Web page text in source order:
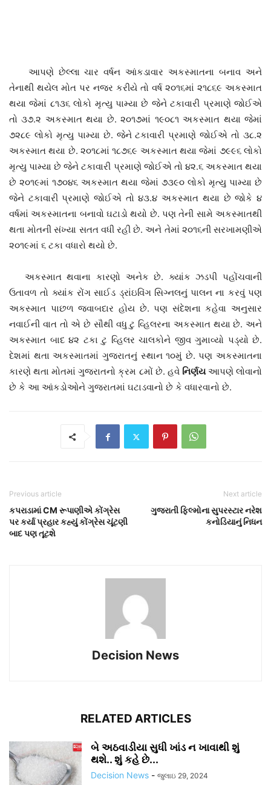
આપણે છેલ્લા ચાર વર્ષન આંકડાવાર અકસ્માતના બનાવ અને
તેનાથી થયેલ મોત પર નજર કરીયે તો વર્ષ ૨૦૧૬માં ૨૧૮૬૯ અકસ્માત
થયા જેમાં ૮૧૩૬ લોકો મૃત્યુ પામ્યા છે જેને ટકાવારી પ્રમાણે જોઈએ
તો ૩૭.૨ અકસ્માત થયા છે. ૨૦૧૭માં ૧૯૦૮૧ અકસ્માત થયા જેમાં
૭૨૮૯ લોકો મૃત્યુ પામ્યા છે. જેને ટકાવારી પ્રમાણે જોઈએ તો ૩૮.૨
અકસ્માત થયા છે. ૨૦૧૮માં ૧૮૭૬૯ અકસ્માત થયા જેમાં ૭૯૯૬ લોકો
મૃત્યુ પામ્યા છે જેને ટકાવારી પ્રમાણે જોઈએ તો ૪૨.૬ અકસ્માત થયા
છે ૨૦૧૯માં ૧૭૦૪૬ અકસ્માત થયા જેમાં ૭૩૯૦ લોકો મૃત્યુ પામ્યા છે
જેને ટકાવારી પ્રમાણે જોઈએ તો ૪૩.૪ અકસ્માત થયા છે જોકે ૪
વર્ષમાં અકસ્માતના બનાવો ઘટાડો થયો છે. પણ તેની સામે અકસ્માતથી
થતા મોતની સંખ્યા સતત વધી રહી છે. અને તેમાં ૨૦૧૬ની સરખામણીએ
૨૦૧૯માં ૬ ટકા વધારો થયો છે.
અકસ્માત થવાના કારણો અનેક છે. ક્યાંક ઝડપી પહોંચવાની
ઉતાવળ તો ક્યાંક રોંગ સાઈડ ડ્રાંઇવિંગ સિગ્નલનું પાલન ના કરવું પણ
અકસ્માત પાછળ જવાબદાર હોય છે. પણ સંદેશના કહેવા અનુસાર
નવાઈની વાત તો એ છે સૌથી વધુ ટુ વ્હિલરના અકસ્માત થયા છે. અને
અકસ્માત બાદ ૪૨ ટકા ટુ વ્હિલર ચાલકોને જીવ ગુમાવ્યો પડ્યો છે.
દેશમાં થતા અકસ્માતમાં ગુજરાતનું સ્થાન ૧૦મું છે. પણ અકસ્માતના
કારણે થતા મોતમાં ગુજરાતનો ક્રમ ૮મોં છે. હવે નિર્ણયઆપણે લોવાનો
છે કે આ આંકડોઓને ગુજરાતમાં ઘટાડવાનો છે કે વધારવાનો છે.
Previous article
કપરાડામાં CM રૂપાણીએ કોંગ્રેસ
પર કર્યા પ્રહાર કહ્યું કોંગ્રેસ ચૂંટણી
બાદ પણ તૂટશે
Next article
ગુજરાતી ફિલ્મોના સુપરસ્ટાર નરેશ
કનોડિયાનું નિધન
Decision News
RELATED ARTICLES
બે અઠવાડીયા સુધી ખાંડ ન ખાવાથી શું
થશે.. શું કહે છે...
Decision News - જુલાઇ 29, 2024